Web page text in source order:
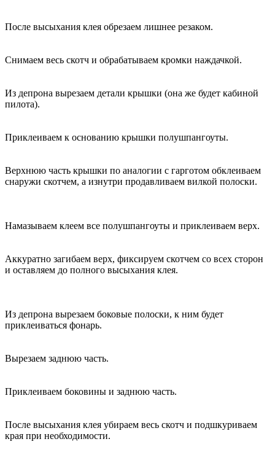
После высыхания клея обрезаем лишнее резаком.
Снимаем весь скотч и обрабатываем кромки наждачкой.
Из депрона вырезаем детали крышки (она же будет кабиной
пилота).
Приклеиваем к основанию крышки полушпангоуты.
Верхнюю часть крышки по аналогии с гарготом обклеиваем
снаружи скотчем, а изнутри продавливаем вилкой полоски.
Намазываем клеем все полушпангоуты и приклеиваем верх.
Аккуратно загибаем верх, фиксируем скотчем со всех сторон
и оставляем до полного высыхания клея.
Из депрона вырезаем боковые полоски, к ним будет
приклеиваться фонарь.
Вырезаем заднюю часть.
Приклеиваем боковины и заднюю часть.
После высыхания клея убираем весь скотч и подшкуриваем
края при необходимости.